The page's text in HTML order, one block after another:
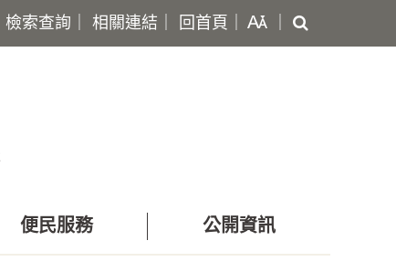
檢索查詢 相關連結 回首頁
尋
便民服務 公開資訊